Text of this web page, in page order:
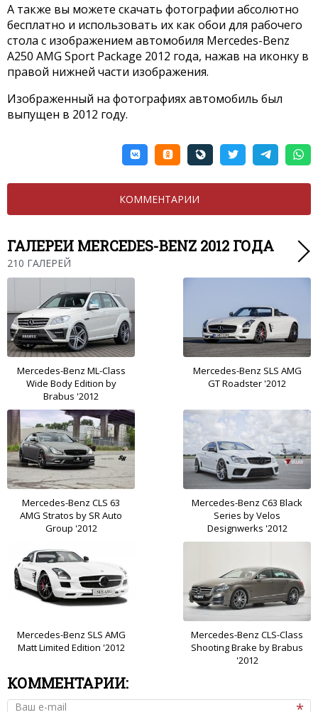
А также вы можете скачать фотографии абсолютно
бесплатно и использовать их как обои для рабочего
стола с изображением автомобиля Mercedes-Benz
A250 AMG Sport Package 2012 года, нажав на иконку в
правой нижней части изображения.
Изображенный на фотографиях автомобиль был
выпущен в 2012 году.
КОММЕНТАРИИ
ГАЛЕРЕИ MERCEDES-BENZ 2012 ГОДА
210 ГАЛЕРЕЙ
Mercedes-Benz ML-Class
Wide Body Edition by
Brabus '2012
Mercedes-Benz SLS AMG
GT Roadster '2012
Mercedes-Benz CLS 63
AMG Stratos by SR Auto
Group '2012
Mercedes-Benz C63 Black
Series by Velos
Designwerks '2012
Mercedes-Benz SLS AMG
Matt Limited Edition '2012
Mercedes-Benz CLS-Class
Shooting Brake by Brabus
'2012
КОММЕНТАРИИ:
Ваш e-mail